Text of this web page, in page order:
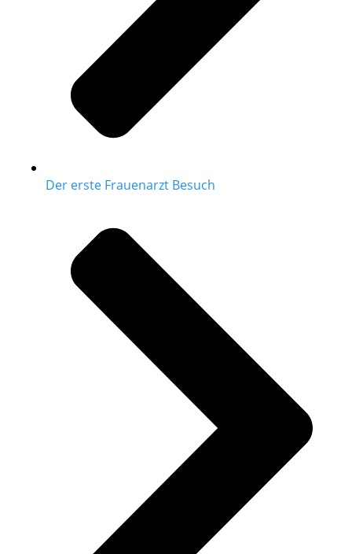
Der erste Frauenarzt Besuch